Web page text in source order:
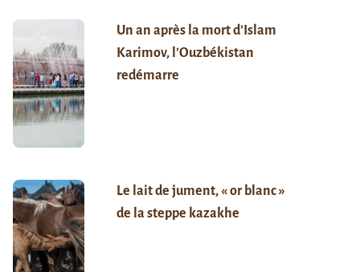
Un an après la mort d’Islam
Karimov, l’Ouzbékistan
redémarre
Le lait de jument, « or blanc »
de la steppe kazakhe